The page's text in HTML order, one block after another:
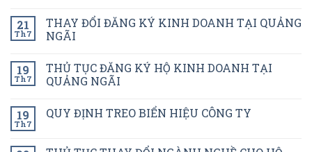
21
Th7
THAY ĐỔI ĐĂNG KÝ KINH DOANH TẠI QUẢNG
NGÃI
19
Th7
THỦ TỤC ĐĂNG KÝ HỘ KINH DOANH TẠI
QUẢNG NGÃI
19
Th7
QUY ĐỊNH TREO BIỂN HIỆU CÔNG TY